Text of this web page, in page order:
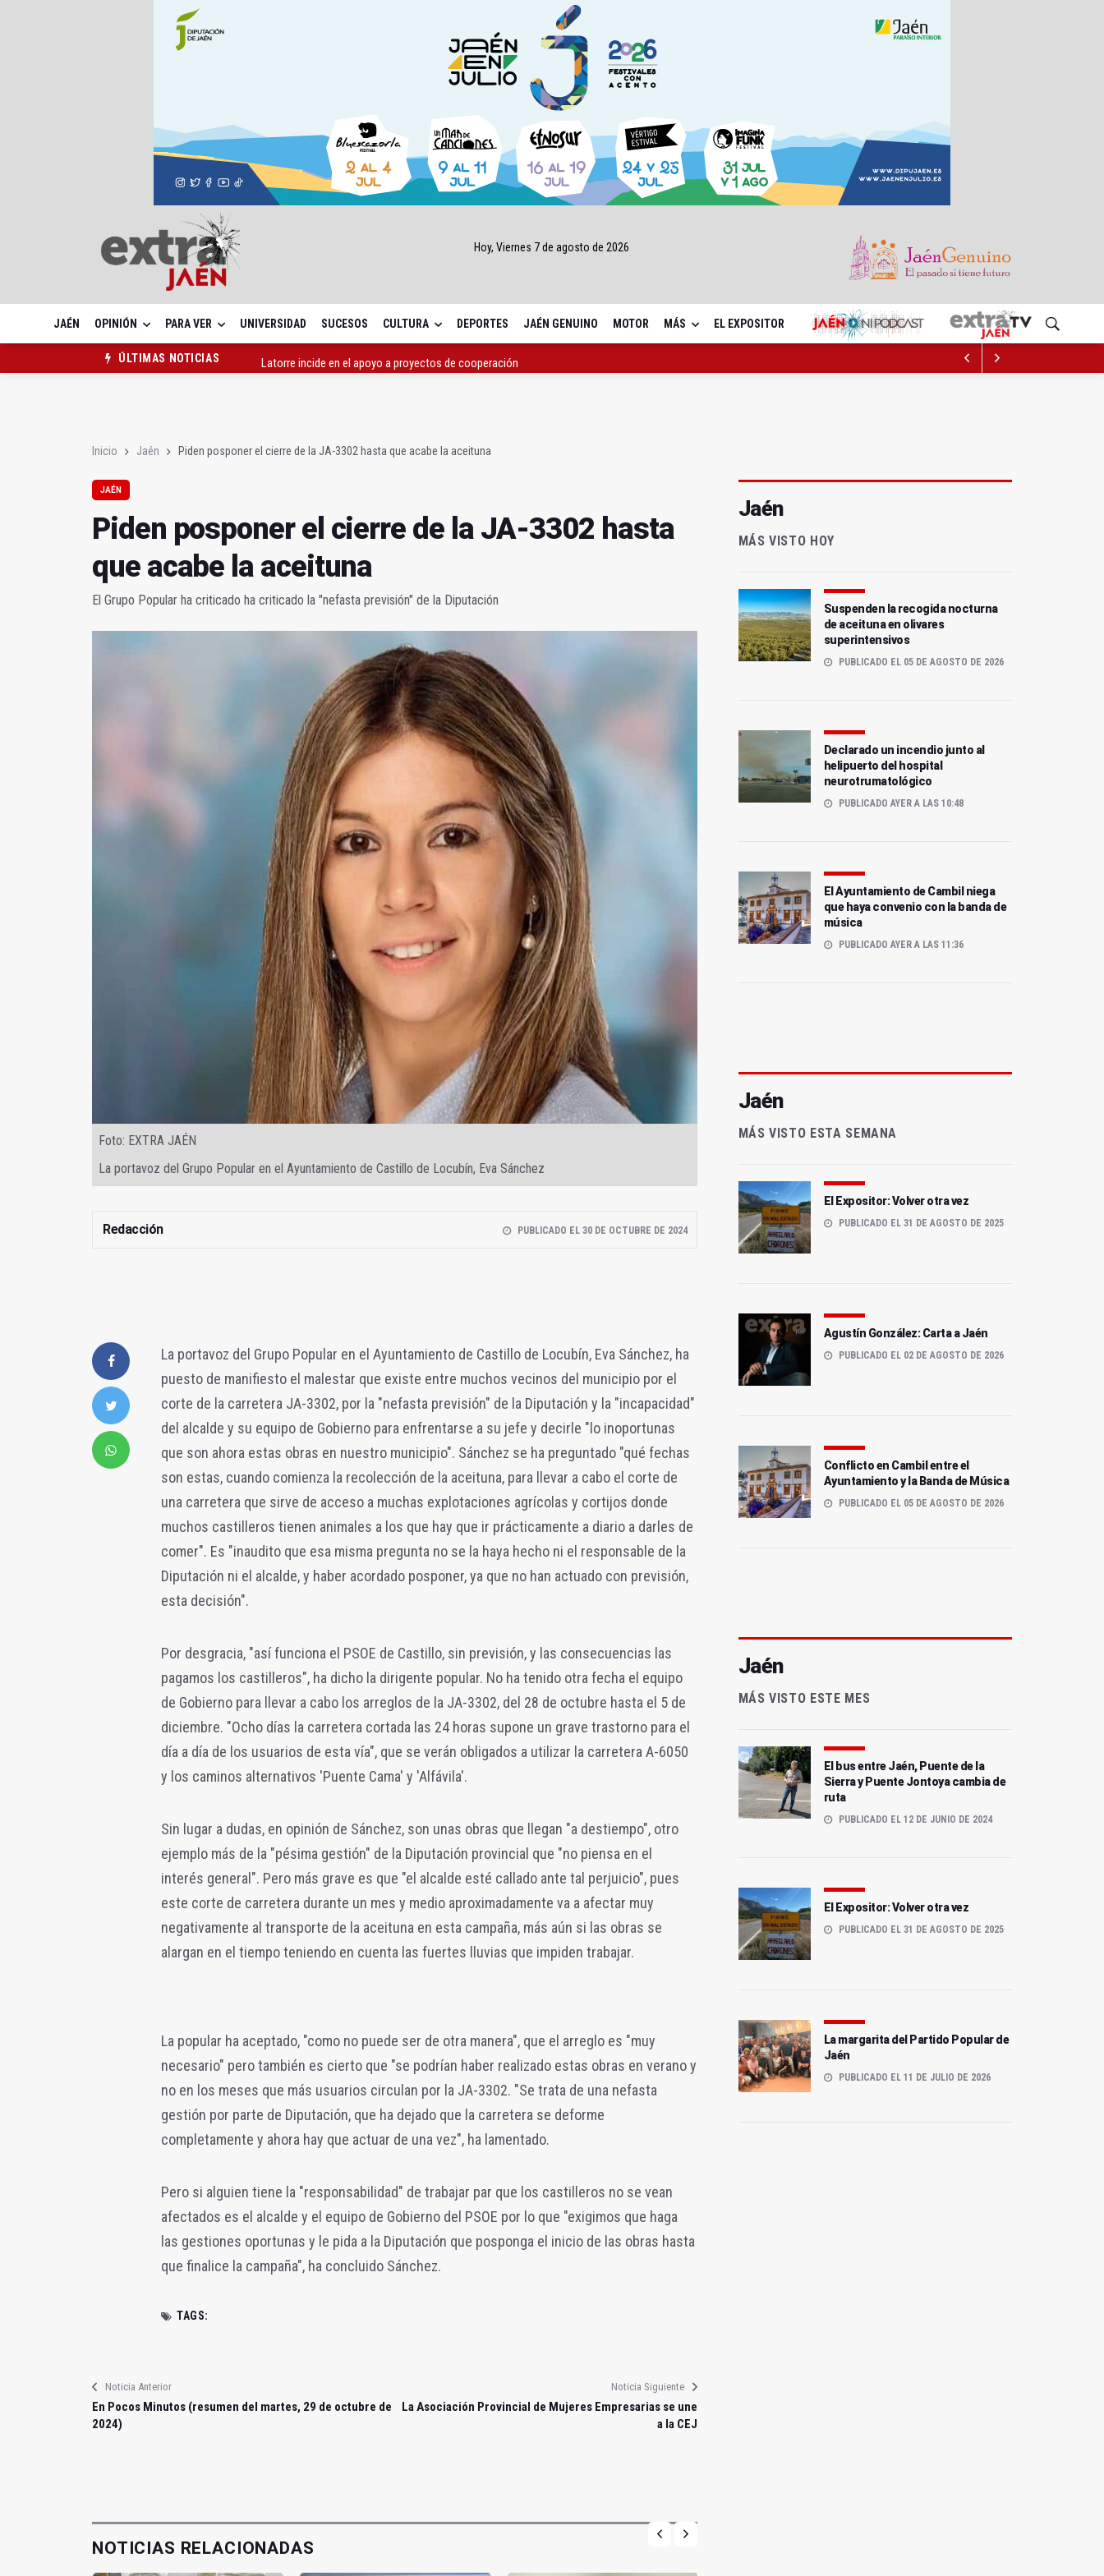
Hoy, Viernes 7 de agosto de 2026
JAÉN OPINIÓN PARA VER UNIVERSIDAD SUCESOS CULTURA DEPORTES JAÉN GENUINO MOTOR MÁS EL EXPOSITOR
ÚLTIMAS NOTICIAS
Latorre incide en el apoyo a proyectos de cooperación
Inicio Jaén Piden posponer el cierre de la JA-3302 hasta que acabe la aceituna
JAÉN
Piden posponer el cierre de la JA-3302 hasta
que acabe la aceituna
El Grupo Popular ha criticado ha criticado la "nefasta previsión" de la Diputación
Foto: EXTRA JAÉN
La portavoz del Grupo Popular en el Ayuntamiento de Castillo de Locubín, Eva Sánchez
Redacción PUBLICADO EL 30 DE OCTUBRE DE 2024
La portavoz del Grupo Popular en el Ayuntamiento de Castillo de Locubín, Eva Sánchez, ha
puesto de manifiesto el malestar que existe entre muchos vecinos del municipio por el
corte de la carretera JA-3302, por la "nefasta previsión" de la Diputación y la "incapacidad"
del alcalde y su equipo de Gobierno para enfrentarse a su jefe y decirle "lo inoportunas
que son ahora estas obras en nuestro municipio". Sánchez se ha preguntado "qué fechas
son estas, cuando comienza la recolección de la aceituna, para llevar a cabo el corte de
una carretera que sirve de acceso a muchas explotaciones agrícolas y cortijos donde
muchos castilleros tienen animales a los que hay que ir prácticamente a diario a darles de
comer". Es "inaudito que esa misma pregunta no se la haya hecho ni el responsable de la
Diputación ni el alcalde, y haber acordado posponer, ya que no han actuado con previsión,
esta decisión".
Por desgracia, "así funciona el PSOE de Castillo, sin previsión, y las consecuencias las
pagamos los castilleros", ha dicho la dirigente popular. No ha tenido otra fecha el equipo
de Gobierno para llevar a cabo los arreglos de la JA-3302, del 28 de octubre hasta el 5 de
diciembre. "Ocho días la carretera cortada las 24 horas supone un grave trastorno para el
día a día de los usuarios de esta vía", que se verán obligados a utilizar la carretera A-6050
y los caminos alternativos 'Puente Cama' y 'Alfávila'.
Sin lugar a dudas, en opinión de Sánchez, son unas obras que llegan "a destiempo", otro
ejemplo más de la "pésima gestión" de la Diputación provincial que "no piensa en el
interés general". Pero más grave es que "el alcalde esté callado ante tal perjuicio", pues
este corte de carretera durante un mes y medio aproximadamente va a afectar muy
negativamente al transporte de la aceituna en esta campaña, más aún si las obras se
alargan en el tiempo teniendo en cuenta las fuertes lluvias que impiden trabajar.
La popular ha aceptado, "como no puede ser de otra manera", que el arreglo es "muy
necesario" pero también es cierto que "se podrían haber realizado estas obras en verano y
no en los meses que más usuarios circulan por la JA-3302. "Se trata de una nefasta
gestión por parte de Diputación, que ha dejado que la carretera se deforme
completamente y ahora hay que actuar de una vez", ha lamentado.
Pero si alguien tiene la "responsabilidad" de trabajar par que los castilleros no se vean
afectados es el alcalde y el equipo de Gobierno del PSOE por lo que "exigimos que haga
las gestiones oportunas y le pida a la Diputación que posponga el inicio de las obras hasta
que finalice la campaña", ha concluido Sánchez.
TAGS:
Noticia Anterior
En Pocos Minutos (resumen del martes, 29 de octubre de
2024)
Noticia Siguiente
La Asociación Provincial de Mujeres Empresarias se une
a la CEJ
NOTICIAS RELACIONADAS
Jaén
MÁS VISTO HOY
Suspenden la recogida nocturna
de aceituna en olivares
superintensivos
PUBLICADO EL 05 DE AGOSTO DE 2026
Declarado un incendio junto al
helipuerto del hospital
neurotrumatológico
PUBLICADO AYER A LAS 10:48
El Ayuntamiento de Cambil niega
que haya convenio con la banda de
música
PUBLICADO AYER A LAS 11:36
Jaén
MÁS VISTO ESTA SEMANA
El Expositor: Volver otra vez
PUBLICADO EL 31 DE AGOSTO DE 2025
Agustín González: Carta a Jaén
PUBLICADO EL 02 DE AGOSTO DE 2026
Conflicto en Cambil entre el
Ayuntamiento y la Banda de Música
PUBLICADO EL 05 DE AGOSTO DE 2026
Jaén
MÁS VISTO ESTE MES
El bus entre Jaén, Puente de la
Sierra y Puente Jontoya cambia de
ruta
PUBLICADO EL 12 DE JUNIO DE 2024
El Expositor: Volver otra vez
PUBLICADO EL 31 DE AGOSTO DE 2025
La margarita del Partido Popular de
Jaén
PUBLICADO EL 11 DE JULIO DE 2026